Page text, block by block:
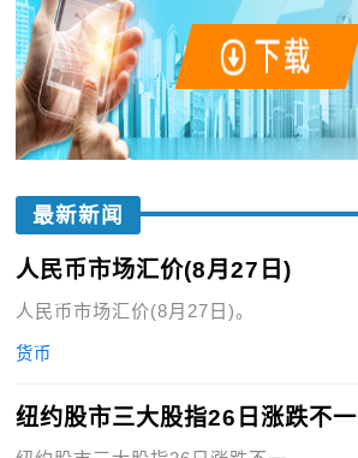
最新新闻
人民币市场汇价(8月27日)
人民币市场汇价(8月27日)。
货币
纽约股市三大股指26日涨跌不一